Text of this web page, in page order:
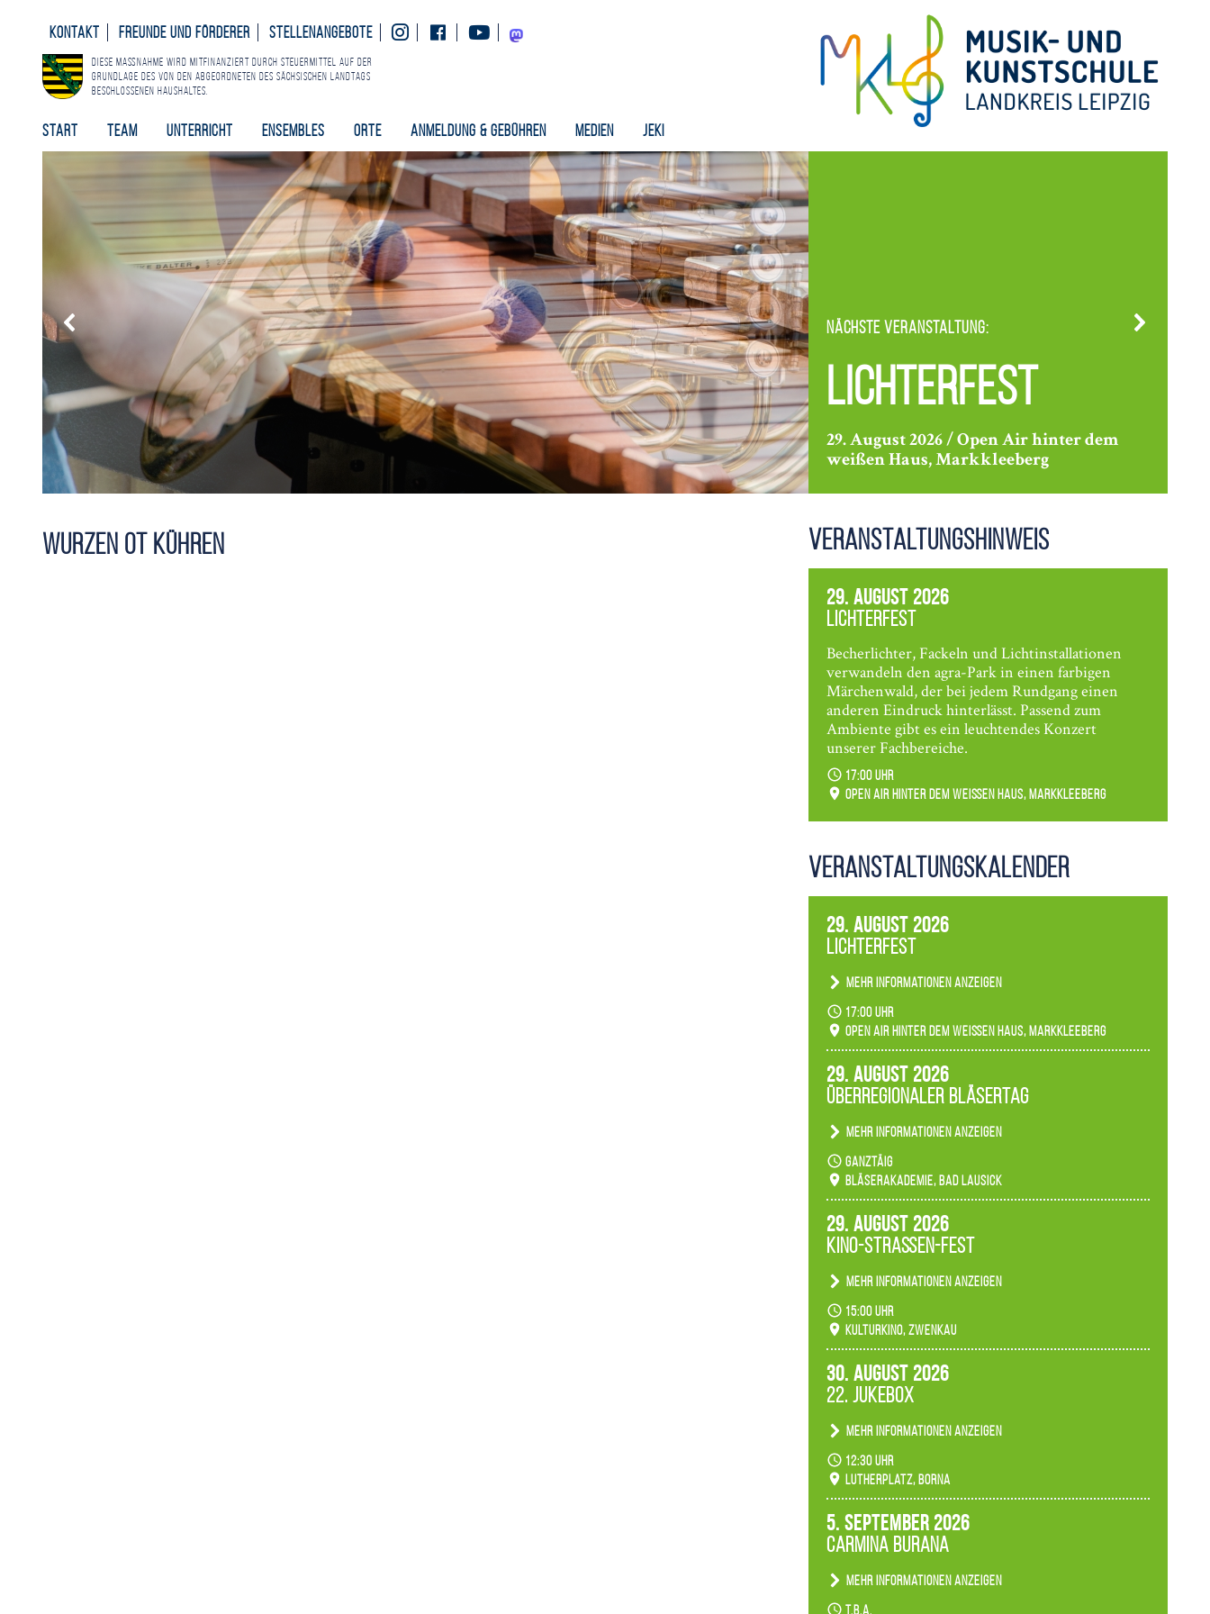
Kontakt Freunde und Förderer Stellenangebote InstagramFacebookYoutubeMastodon
Diese Maßnahme wird mitfinanziert durch Steuermittel auf der
Grundlage des von den Abgeordneten des Sächsischen Landtags
beschlossenen Haushaltes.
Start Team Unterricht Ensembles Orte Anmeldung & Gebühren Medien Jeki
Nächste Veranstaltung:
Lichterfest
29. August 2026 / Open Air hinter dem
weißen Haus, Markkleeberg
Wurzen OT Kühren Veranstaltungshinweis
29. August 2026
Lichterfest
Becherlichter, Fackeln und Lichtinstallationen
verwandeln den agra-Park in einen farbigen
Märchenwald, der bei jedem Rundgang einen
anderen Eindruck hinterlässt. Passend zum
Ambiente gibt es ein leuchtendes Konzert
unserer Fachbereiche.
17:00 Uhr
Open Air hinter dem weißen Haus, Markkleeberg
Veranstaltungs­kalender
29. August 2026
Lichterfest
Mehr Informationen anzeigen
Becherlichter, Fackeln und Lichtinstallationen
verwandeln den agra-Park in einen farbigen
Märchenwald, der bei jedem Rundgang einen
Ambiente gibt es ein leuchtendes Konzert
unserer Fachbereiche.
17:00 Uhr
Open Air hinter dem weißen Haus, Markkleeberg
29. August 2026
Überregionaler Bläsertag
Mehr Informationen anzeigen
Teilnahme der Bläserklassen.
ganztäig
Bläserakademie, Bad Lausick
29. August 2026
Kino-Straßen-Fest
Mehr Informationen anzeigen
Konzert unserer Zwenkauer Schüler und
Schülerinnen zum Fest des Kulturkinos.
15:00 Uhr
Kulturkino, Zwenkau
30. August 2026
22. Jukebox
Mehr Informationen anzeigen
Anlässlicher der 775-Jahrfeier der Stadt Borna
spielen wir noch einmal unser aktuelles
Jukeboxprogramm zum Stadtfest.
12:30 Uhr
Lutherplatz, Borna
5. September 2026
Carmina Burana
Mehr Informationen anzeigen
Tanztheater der Quertänzer Borna.
t.b.a.